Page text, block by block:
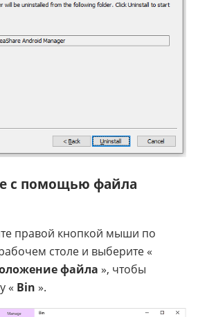
с помощью файла
правой кнопкой мыши по
столе и выберите «
файла », чтобы
« Bin ».